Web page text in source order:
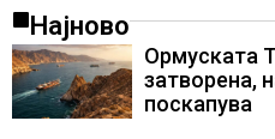
Најново
Ормуската
затворена,
поскапува